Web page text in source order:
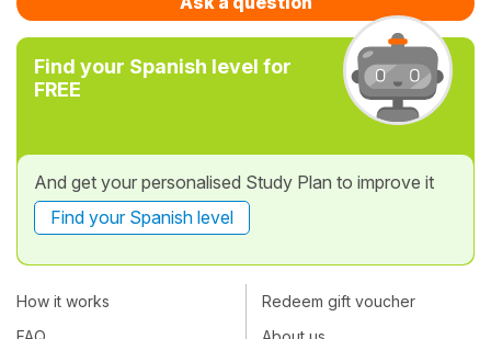
Find your Spanish level for
FREE
And get your personalised Study Plan to improve it
Find your Spanish level
How it works
Redeem gift voucher